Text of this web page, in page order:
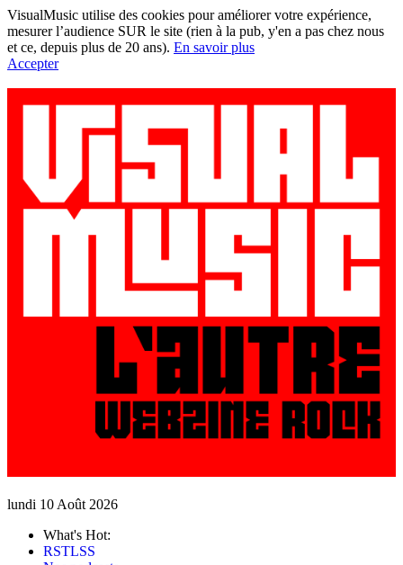
VisualMusic utilise des cookies pour améliorer votre expérience,
mesurer l’audience SUR le site (rien à la pub, y'en a pas chez nous
et ce, depuis plus de 20 ans). En savoir plus
Accepter
lundi 10 Août 2026
What's Hot:
RSTLSS